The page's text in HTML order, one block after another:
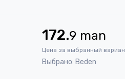
172.9 man
Цена за выбранный
Выбрано: Beden